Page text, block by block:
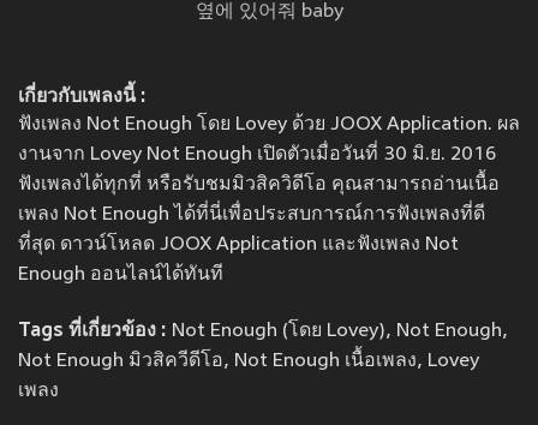
옆에 있어줘 baby
เกี่ยวกับเพลงนี้ :
ฟังเพลง Not Enough โดย Lovey ด้วย JOOX Application. ผล
งานจาก Lovey Not Enough เปิดตัวเมื่อวันที่ 30 มิ.ย. 2016
ฟังเพลงได้ทุกที่ หรือรับชมมิวสิควิดีโอ คุณสามารถอ่านเนื้อ
เพลง Not Enough ได้ที่นี่เพื่อประสบการณ์การฟังเพลงที่ดี
ที่สุด ดาวน์โหลด JOOX Application และฟังเพลง Not
Enough ออนไลน์ได้ทันที
Tags ที่เกี่ยวข้อง : Not Enough (โดย Lovey), Not Enough,
Not Enough มิวสิควีดีโอ, Not Enough เนื้อเพลง, Lovey
เพลง